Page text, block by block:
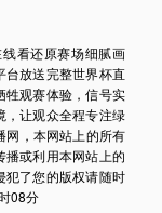
看还原赛场细腻画
台放送完整世界杯直
牲观赛体验，信号实
，让观众全程专注绿
网，本网站上的所有
播或利用本网站上的
犯了您的版权请随时
08分